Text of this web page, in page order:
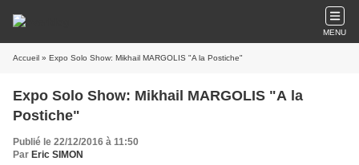
MENU
Accueil » Expo Solo Show: Mikhail MARGOLIS "A la Postiche"
Expo Solo Show: Mikhail MARGOLIS "A la
Postiche"
Publié le 22/12/2016 à 11:50
Par Eric SIMON